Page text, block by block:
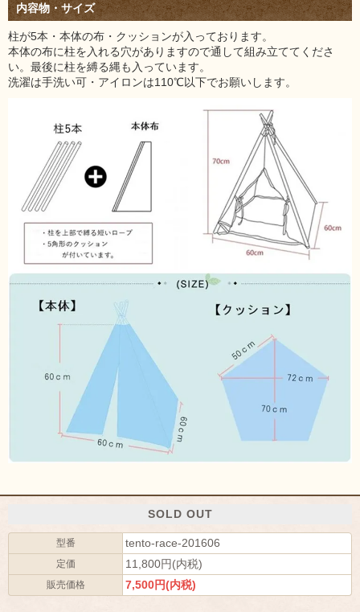
内容物・サイズ
柱が5本・本体の布・クッションが入っております。
本体の布に柱を入れる穴がありますので通して組み立ててくださ
い。最後に柱を縛る縄も入っています。
洗濯は手洗い可・アイロンは110℃以下でお願いします。
SOLD OUT
型番 tento-race-201606
定価 11,800円(内税)
販売価格 7,500円(内税)